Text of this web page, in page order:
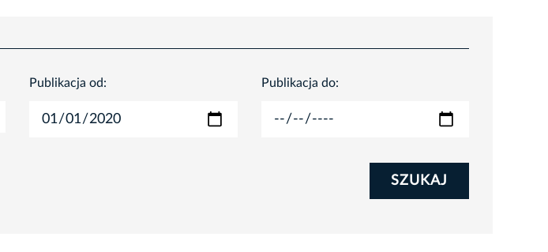
Publikacja od: Publikacja do:
SZUKAJ